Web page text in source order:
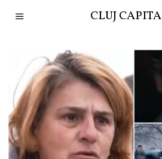
CLUJ